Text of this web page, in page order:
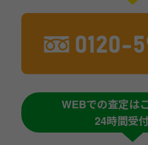
WEBでの査定は
24時間受